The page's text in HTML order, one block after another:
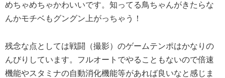
めちゃめちゃかわいいです。知ってる鳥ちゃんがきたらな
んかモチベもグングン上がっちゃう！
残念な点としては戦闘（撮影）のゲームテンポはかなりの
んびりしています。フルオートでやることもないので倍速
機能やスタミナの自動消化機能等があれば良いなと感じま